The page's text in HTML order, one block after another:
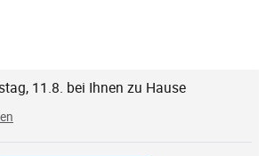
11.8. bei Ihnen zu Hause